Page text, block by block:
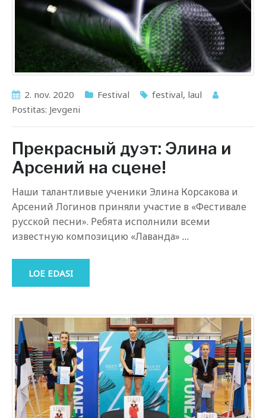
2. nov. 2020 Festival festival, laul
Postitas: Jevgeni
Прекрасный дуэт: Элина и
Арсений на сцене!
Наши талантливые ученики Элина Корсакова и
Арсений Логинов приняли участие в «Фестивале
русской песни». Ребята исполнили всеми
известную композицию «Лаванда» …
LOE EDASI